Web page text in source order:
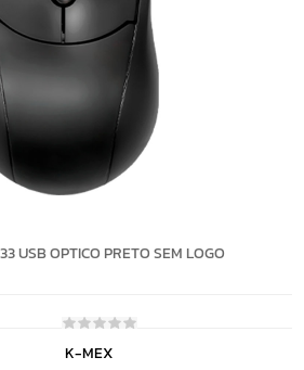
USB OPTICO PRETO SEM LOGO
K-MEX